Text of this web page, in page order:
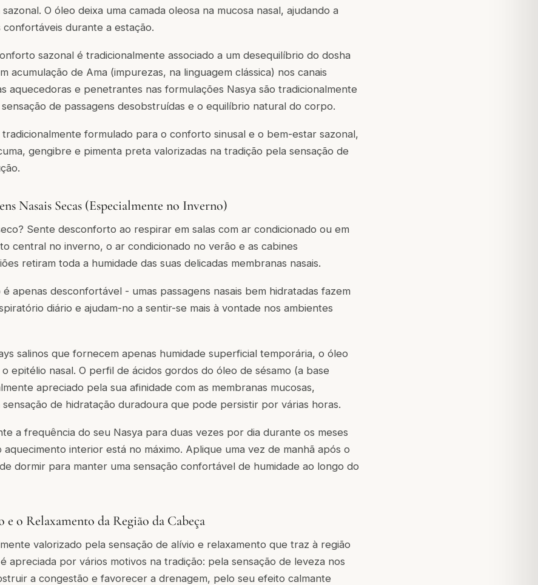
O óleo deixa uma camada oleosa na mucosa nasal, ajudando a
confortáveis durante a estação.
sazonal é tradicionalmente associado a um desequilíbrio do dosha
acumulação de Ama (impurezas, na linguagem clássica) nos canais
aquecedoras e penetrantes nas formulações Nasya são tradicionalmente
de passagens desobstruídas e o equilíbrio natural do corpo.
tradicionalmente formulado para o conforto sinusal e o bem-estar sazonal,
gengibre e pimenta preta valorizadas na tradição pela sensação de
Nasais Secas (Especialmente no Inverno)
Sente desconforto ao respirar em salas com ar condicionado ou em
central no inverno, o ar condicionado no verão e as cabines
retiram toda a humidade das suas delicadas membranas nasais.
apenas desconfortável - umas passagens nasais bem hidratadas fazem
diário e ajudam-no a sentir-se mais à vontade nos ambientes
salinos que fornecem apenas humidade superficial temporária, o óleo
epitélio nasal. O perfil de ácidos gordos do óleo de sésamo (a base
apreciado pela sua afinidade com as membranas mucosas,
de hidratação duradoura que pode persistir por várias horas.
a frequência do seu Nasya para duas vezes por dia durante os meses
interior está no máximo. Aplique uma vez de manhã após o
dormir para manter uma sensação confortável de humidade ao longo do
o Relaxamento da Região da Cabeça
valorizado pela sensação de alívio e relaxamento que traz à região
apreciada por vários motivos na tradição: pela sensação de leveza nos
a congestão e favorecer a drenagem, pelo seu efeito calmante